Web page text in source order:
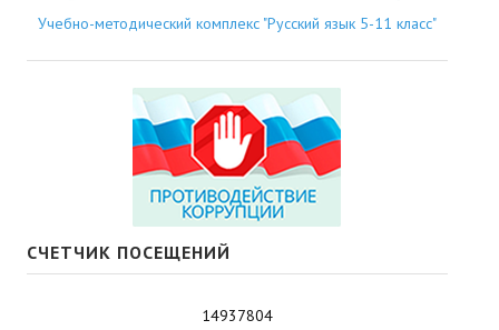
Учебно-методический комплекс "Русский язык 5-11 класс"
СЧЕТЧИК ПОСЕЩЕНИЙ
14937804